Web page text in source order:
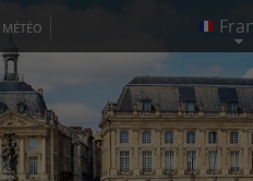
MÉTÉO